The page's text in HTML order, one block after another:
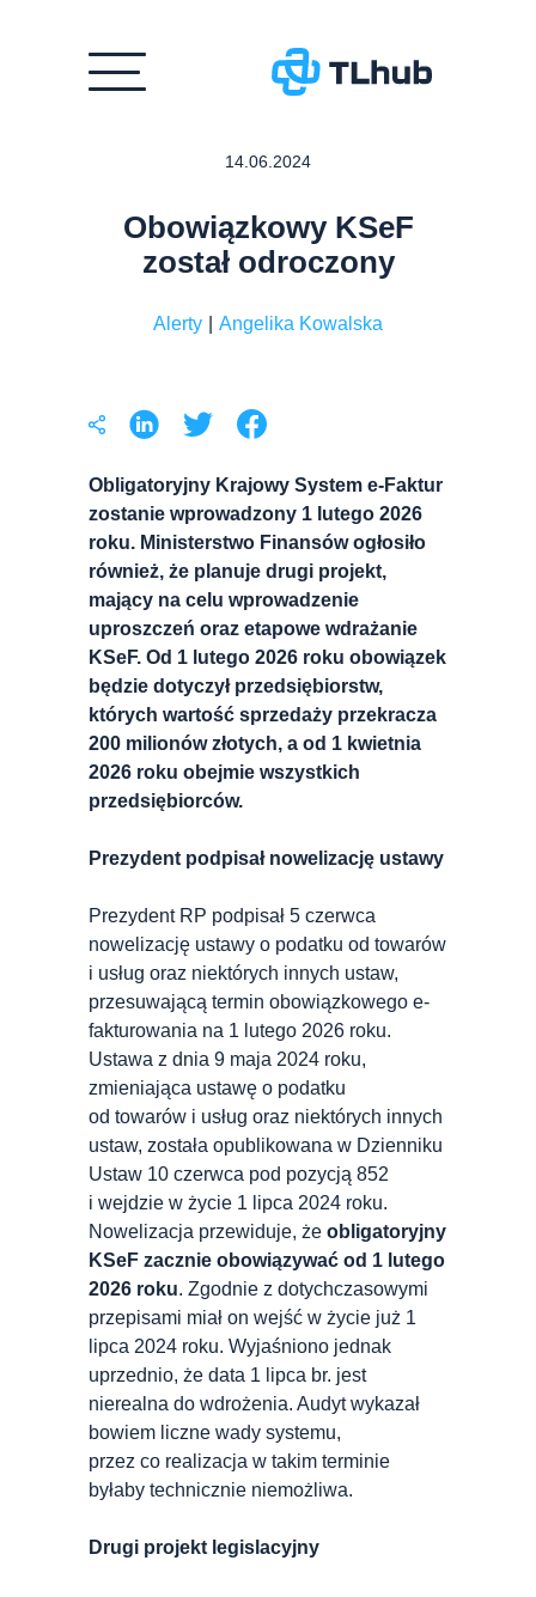
14.06.2024
Obowiązkowy KSeF
został odroczony
Alerty Angelika Kowalska
Obligatoryjny Krajowy System e-Faktur
zostanie wprowadzony 1 lutego 2026
roku. Ministerstwo Finansów ogłosiło
również, że planuje drugi projekt,
mający na celu wprowadzenie
uproszczeń oraz etapowe wdrażanie
KSeF. Od 1 lutego 2026 roku obowiązek
będzie dotyczył przedsiębiorstw,
których wartość sprzedaży przekracza
200 milionów złotych, a od 1 kwietnia
2026 roku obejmie wszystkich
przedsiębiorców.
Prezydent podpisał nowelizację ustawy
Prezydent RP podpisał 5 czerwca
nowelizację ustawy o podatku od towarów
i usług oraz niektórych innych ustaw,
przesuwającą termin obowiązkowego e-
fakturowania na 1 lutego 2026 roku.
Ustawa z dnia 9 maja 2024 roku,
zmieniająca ustawę o podatku
od towarów i usług oraz niektórych innych
ustaw, została opublikowana w Dzienniku
Ustaw 10 czerwca pod pozycją 852
i wejdzie w życie 1 lipca 2024 roku.
Nowelizacja przewiduje, że obligatoryjny
KSeF zacznie obowiązywać od 1 lutego
2026 roku. Zgodnie z dotychczasowymi
przepisami miał on wejść w życie już 1
lipca 2024 roku. Wyjaśniono jednak
uprzednio, że data 1 lipca br. jest
nierealna do wdrożenia. Audyt wykazał
bowiem liczne wady systemu,
przez co realizacja w takim terminie
byłaby technicznie niemożliwa.
Drugi projekt legislacyjny